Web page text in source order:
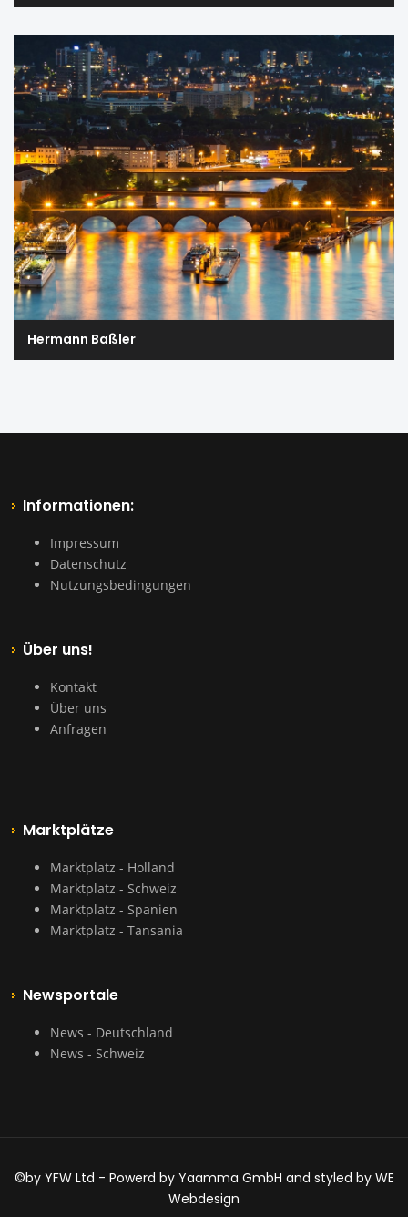
Hermann Baßler
Informationen:
Impressum
Datenschutz
Nutzungsbedingungen
Über uns!
Kontakt
Über uns
Anfragen
Marktplätze
Marktplatz - Holland
Marktplatz - Schweiz
Marktplatz - Spanien
Marktplatz - Tansania
Newsportale
News - Deutschland
News - Schweiz
©by YFW Ltd - Powerd by Yaamma GmbH and styled by WE
Webdesign